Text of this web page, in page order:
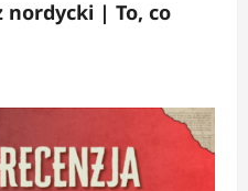
nordycki | To, co